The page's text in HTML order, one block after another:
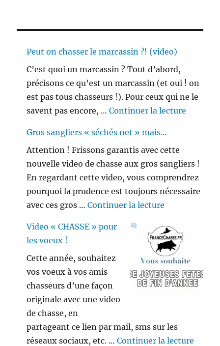
Peut on chasser le marcassin ?! (video)
C’est quoi un marcassin ? Tout d’abord,
précisons ce qu’est un marcassin (et oui ! on
est pas tous chasseurs !). Pour ceux qui ne le
savent pas encore, …Continuer la lecture
Gros sangliers « séchés net » mais…
Attention ! Frissons garantis avec cette
nouvelle video de chasse aux gros sangliers !
En regardant cette video, vous comprendrez
pourquoi la prudence est toujours nécessaire
avec ces gros …Continuer la lecture
Video « CHASSE » pour
les voeux !
Cette année, souhaitez
vos voeux à vos amis
chasseurs d’une façon
originale avec une video
de chasse, en
partageant ce lien par mail, sms sur les
réseaux sociaux, etc. …Continuer la lecture